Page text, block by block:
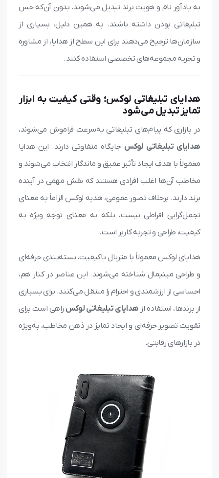
به یادآور نام و هویت برند تبدیل می‌شوند، بدون آن‌که حس
تبلیغاتی بودن داشته باشند. به همین دلیل، بسیاری از
سازمان‌ها ترجیح می‌دهند برای این سطح از هدایا، از مشاوره
و تجربه مجموعه‌های تخصصی استفاده کنند.
هدایای تبلیغاتی لوکس؛ وقتی کیفیت به ابزار
تمایز تبدیل می‌شود
در بازاری که پیام‌های تبلیغاتی به‌سرعت فراموش می‌شوند،
هدایای تبلیغاتی لوکس جایگاه متفاوتی دارند. این هدایا
معمولاً با هدف ایجاد تأثیر عمیق و ماندگار انتخاب می‌شوند و
مخاطب آن‌ها اغلب افرادی هستند که نقش مهمی در آینده
برند دارند. برخلاف تصور عمومی، هدیه لوکس الزاماً به معنای
تجمل‌گرایی افراطی نیست، بلکه به معنای توجه ویژه به
کیفیت، طراحی و تجربه کاربر است.
هدایای لوکس معمولاً با متریال باکیفیت، بسته‌بندی حرفه‌ای
و طراحی مینیمال شناخته می‌شوند. این عناصر در کنار هم،
احساسی از ارزشمندی و احترام را منتقل می‌کنند. برای بسیاری
از برندها، استفاده از هدایای تبلیغاتی لوکس راهی است برای
تقویت تصویر حرفه‌ای و ایجاد تمایز در ذهن مخاطب، به‌ویژه
در بازارهای رقابتی.